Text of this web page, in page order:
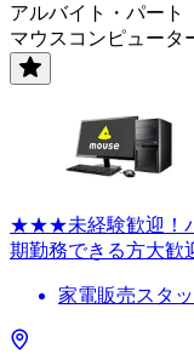
アルバイト・パート
マウスコンピュータ
★★★未経験歓迎！
期勤務できる方大
家電販売スタ